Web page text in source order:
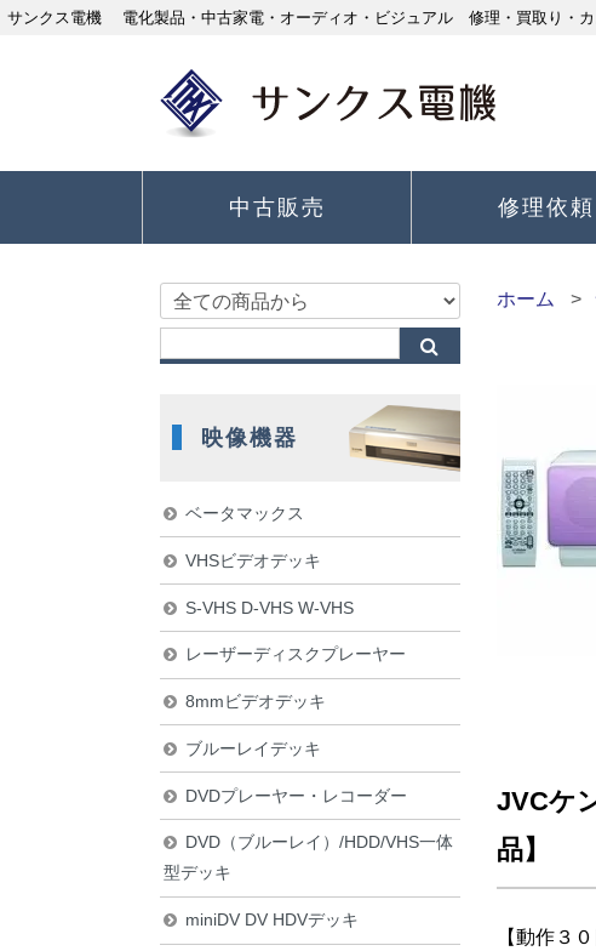
サンクス電機 電化製品・中古家電・オーディオ・ビジュアル 修理・買取り・
中古販売 修理依頼
ホーム
JVCケ
品】
【動作３
映像機器
ベータマックス
VHSビデオデッキ
S-VHS D-VHS W-VHS
レーザーディスクプレーヤー
8mmビデオデッキ
ブルーレイデッキ
DVDプレーヤー・レコーダー
DVD（ブルーレイ）/HDD/VHS一体
型デッキ
miniDV DV HDVデッキ